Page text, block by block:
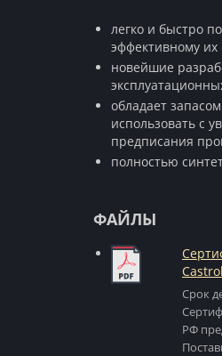
легко и быстро
эффективному
новейшие
обладает
использовать с
предписания
полностью
ФАЙЛЫ
Castrol
Срок
РФ